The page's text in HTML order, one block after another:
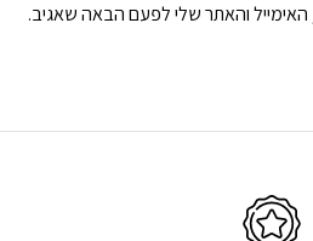
והאתר שלי לפעם הבאה שאגיב.